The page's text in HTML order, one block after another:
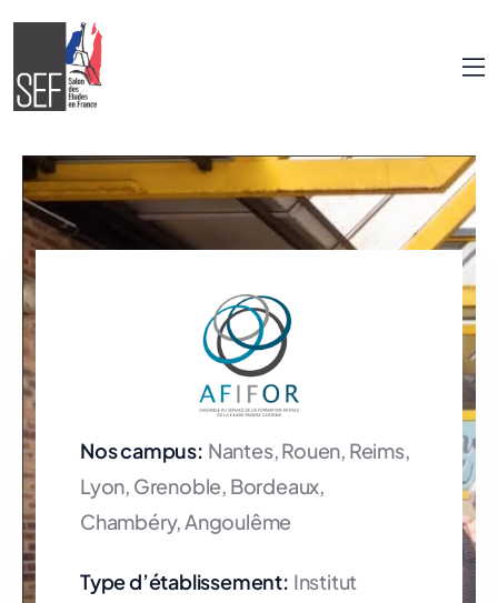
Nos campus: Nantes, Rouen, Reims,
Lyon, Grenoble, Bordeaux,
Chambéry, Angoulême
Type d’établissement: Institut